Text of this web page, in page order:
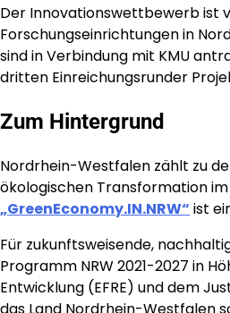
Der Innovationswettbewerb ist
Forschungseinrichtungen in
sind in Verbindung mit KMU
dritten Einreichungsrunder
Zum Hintergrund
Nordrhein-Westfalen zählt zu
ökologischen Transformation
„GreenEconomy.IN.NRW“ ist
Für zukunftsweisende,
Programm NRW 2021-2027 in
Entwicklung (EFRE) und dem